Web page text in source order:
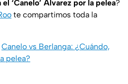
‘Canelo’ Álvarez por la pelea?
te compartimos toda la
Canelo vs Berlanga: ¿Cuándo,
pelea?